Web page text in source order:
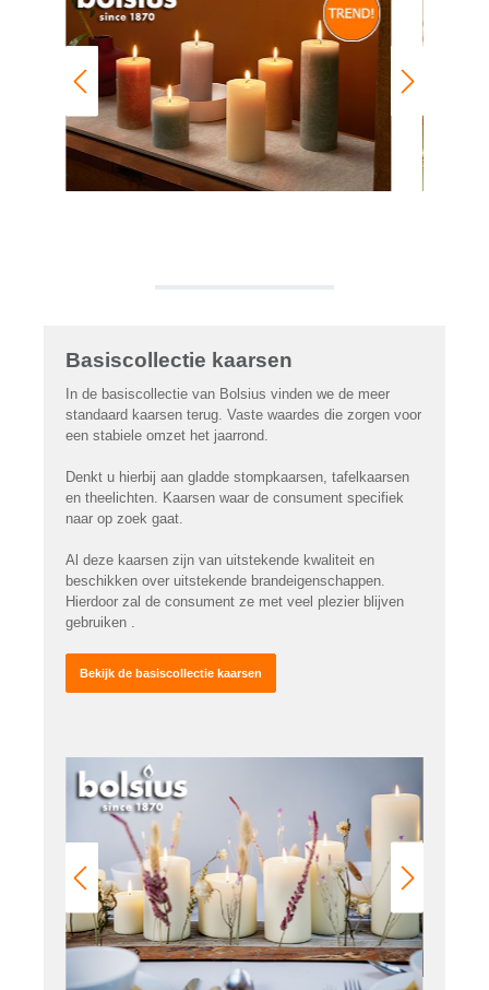
Basiscollectie kaarsen
In de basiscollectie van Bolsius vinden we de meer
standaard kaarsen terug. Vaste waardes die zorgen voor
een stabiele omzet het jaarrond.
Denkt u hierbij aan gladde stompkaarsen, tafelkaarsen
en theelichten. Kaarsen waar de consument specifiek
naar op zoek gaat.
Al deze kaarsen zijn van uitstekende kwaliteit en
beschikken over uitstekende brandeigenschappen.
Hierdoor zal de consument ze met veel plezier blijven
gebruiken .
Bekijk de basiscollectie kaarsen